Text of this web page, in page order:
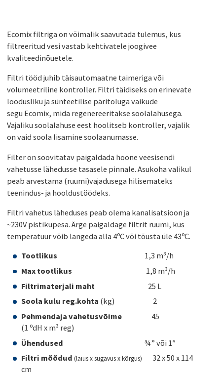
Ecomix filtriga on võimalik saavutada tulemus, kus
filtreeritud vesi vastab kehtivatele joogivee
kvaliteedinõuetele.
Filtri tööd juhib täisautomaatne taimeriga või
volumeetriline kontroller. Filtri täidiseks on erinevate
loodusliku ja sünteetilise päritoluga vaikude
segu Ecomix, mida regenereeritakse soolalahusega.
Vajaliku soolalahuse eest hoolitseb kontroller, vajalik
on vaid soola lisamine soolaanumasse.
Filter on soovitatav paigaldada hoone veesisendi
vahetusse lähedusse tasasele pinnale. Asukoha valikul
peab arvestama (ruumi)vajadusega hilisemateks
teenindus- ja hooldustöödeks.
Filtri vahetus läheduses peab olema kanalisatsioon ja
~230V pistikupesa. Ärge paigaldage filtrit ruumi, kus
temperatuur võib langeda alla 4ºC või tõusta üle 43ºC.
Tootlikus
1,3 m³/h
Max tootlikus 1,8 m³/h
Filtrimaterjali maht 25 L
Soola kulu reg.kohta (kg) 2
Pehmendaja vahetusvõime 45
(1 ºdH x m³ reg)
Ühendused
¾” või 1″
Filtri mõõdud(laius x sügavus x kõrgus)
32 x 50 x 114
cm